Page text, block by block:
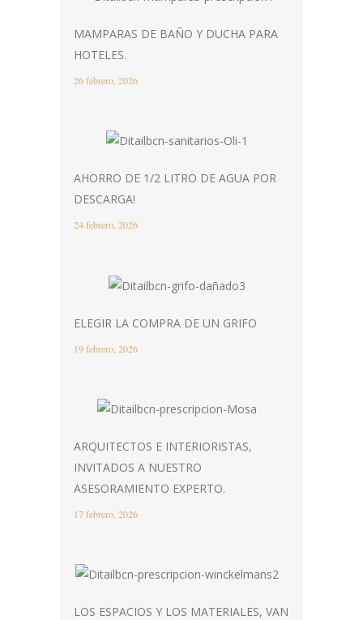
MAMPARAS DE BAÑO Y DUCHA PARA
HOTELES.
26 febrero, 2026
AHORRO DE 1/2 LITRO DE AGUA POR
DESCARGA!
24 febrero, 2026
ELEGIR LA COMPRA DE UN GRIFO
19 febrero, 2026
ARQUITECTOS E INTERIORISTAS,
INVITADOS A NUESTRO
ASESORAMIENTO EXPERTO.
17 febrero, 2026
LOS ESPACIOS Y LOS MATERIALES, VAN